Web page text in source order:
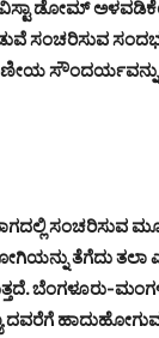
ವಿಸ್ಟಾ ಡೋಮ್
ಸಂಚರಿಸುವ
ಸೌಂದರ್ಯವನ್ನು
ಸಂಚರಿಸುವ
ತೆಗೆದು ತಲಾ
ಬೆಂಗಳೂರು-
ದವರೆಗೆ